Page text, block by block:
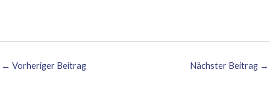
← Vorheriger Beitrag Nächster Beitrag →